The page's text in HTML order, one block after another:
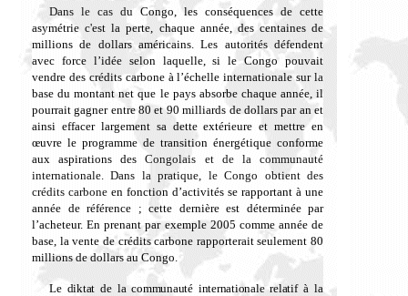
Dans le cas du Congo, les conséquences de cette
asymétrie c'est la perte, chaque année, des centaines de
millions de dollars américains . Les autorités défendent
avec force l’idée selon laquelle,
si le Congo pouvait
vendre des crédits carbone à l’échelle internationale sur la
base du montant net que le pays absorbe chaque année, il
pourrait gagner entre 80 et 90 milliards de dollars par an et
ainsi effacer largement sa dette extérieure et mettre en
œuvre le programme de transition énergétique conforme
aux aspirations desCongolais et de la communauté
internationale. Dans la pratique, le Congo obtient des
crédits carbone en fonction d’activités se rapportant à une
année de référence ; cette dernière est déterminée par
l’acheteur. En prenant par exemple 2005 comme année de
base, la vente de crédits carbone rapporterait seulement 80
millions de dollars au Congo.
Le diktat de la communauté internationale relatif à la